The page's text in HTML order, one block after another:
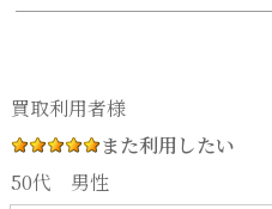
また利用したい
50代
男性